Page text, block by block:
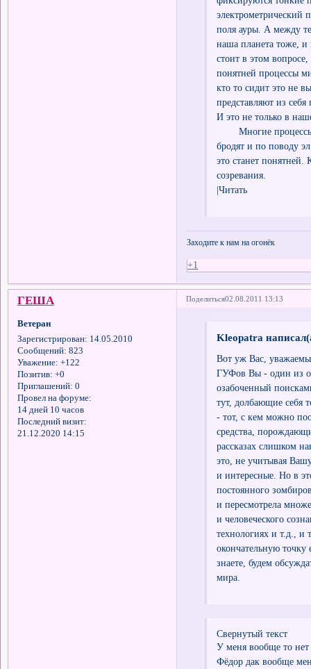
электрометрический
поля ауры. А между
наша планета тоже,
стоит в этом вопросе,
понятней процессы
кто то сидит это не
представляют из
И это не только в
Многие процессы
бродят и по поводу
это станет понятней.
созревания.
|Читать
Заходите к нам на огонёк
+1
Поделиться02.08.2011 13:13
ГЕША
Ветеран
Зарегистрирован: 14.05.2010
Сообщений: 823
Уважение: +122
Позитив: +0
Приглашений: 0
Провел на форуме:
14 дней 10 часов
Последний визит:
21.12.2020 14:15
Kleopatra
Вот уж Вас,
ГУФов Вы - один из
озабоченный
тут, долбающие
- тот, с кем можно
средства,
рассказах слишком
это, не учитывая
и интересные. Но в
постоянного
и пересмотрела
и человеческого
технологиях и т.д., и
окончательную
знаете, будем
мира.
Свернутый текст
У меня вообще то
Фёдор дак вообще